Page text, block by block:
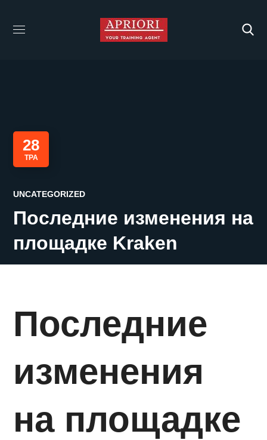
28
ТРА
UNCATEGORIZED
Последние изменения на
площадке Kraken
Последние
изменения
на площадке